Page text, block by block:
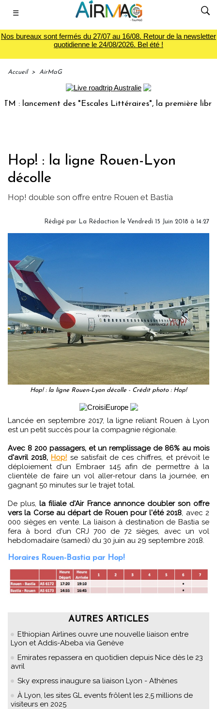
☰
Nos bureaux sont fermés du 27/07 au 16/08. Retour de la newsletter
quotidienne le 24/08/2026. Bel été !
Accueil > AirMaG
lancement des "Escales Littéraires", la première librairie
Hop! : la ligne Rouen-Lyon
décolle
Hop! double son offre entre Rouen et Bastia
Rédigé par La Rédaction le Vendredi 15 Juin 2018 à 14:27
Hop! : la ligne Rouen-Lyon décolle - Crédit photo : Hop!
Lancée en septembre 2017, la ligne reliant Rouen à Lyon
est un petit succès pour la compagnie régionale.
Avec 8 200 passagers, et un remplissage de 86% au mois
d'avril 2018, Hop! se satisfait de ces chiffres, et prévoit le
déploiement d'un Embraer 145 afin de permettre à la
clientèle de faire un vol aller-retour dans la journée, en
gagnant 50 minutes sur le trajet total.
De plus, la filiale d'Air France annonce doubler son offre
vers la Corse au départ de Rouen pour l'été 2018 , avec 2
000 sièges en vente. La liaison à destination de Bastia se
fera à bord d'un CRJ 700 de 72 sièges, avec un vol
hebdomadaire (samedi) du 30 juin au 29 septembre 2018.
Horaires Rouen-Bastia par Hop!
AUTRES ARTICLES
Ethiopian Airlines ouvre une nouvelle liaison entre
Lyon et Addis-Abeba via Genève
Emirates repassera en quotidien depuis Nice dès le 23
avril
Sky express inaugure sa liaison Lyon - Athènes
À Lyon, les sites GL events frôlent les 2,5 millions de
visiteurs en 2025